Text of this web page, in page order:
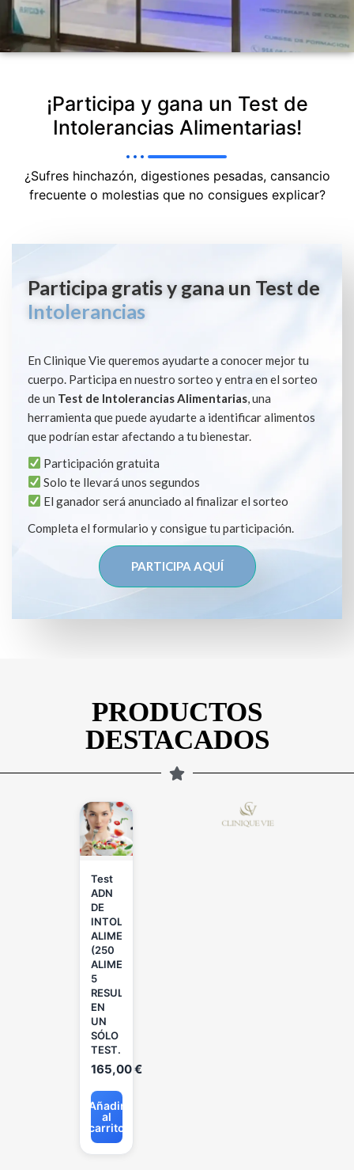
¡Participa y gana un Test de
Intolerancias Alimentarias!
¿Sufres hinchazón, digestiones pesadas, cansancio
frecuente o molestias que no consigues explicar?
Participa gratis y gana un Test de
Intolerancias
En Clinique Vie queremos ayudarte a conocer mejor tu
cuerpo. Participa en nuestro sorteo y entra en el sorteo
de un Test de Intolerancias Alimentarias, una
herramienta que puede ayudarte a identificar alimentos
que podrían estar afectando a tu bienestar.
Participación gratuita
Solo te llevará unos segundos
El ganador será anunciado al finalizar el sorteo
Completa el formulario y consigue tu participación.
PARTICIPA AQUÍ
PRODUCTOS
DESTACADOS
Test
ADN
DE
INTOLERANCIAS
ALIMENTARIAS
(250
ALIMENTOS):
5
RESULTADOS
EN
UN
SÓLO
TEST.
165,00€
Añadir
al
carrito